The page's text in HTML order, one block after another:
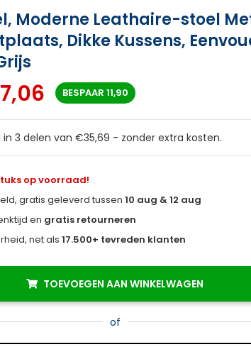
Moderne Leathaire-stoel
Dikke Kussens,
BESPAAR 11,90
in 3 delen van €35,69 - zonder extra kosten.
op voorraad!
gratis geleverd tussen10 aug & 12 aug
en gratis retourneren
net als17.500+ tevreden klanten
TOEVOEGEN AAN WINKELWAGEN
of